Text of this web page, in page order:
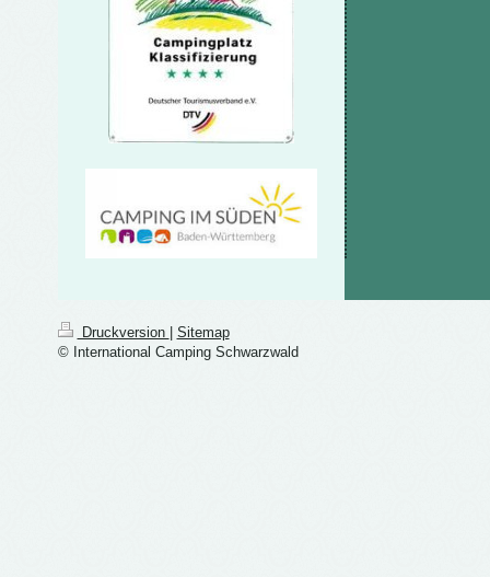
Druckversion
Sitemap
© International Camping Schwarzwald